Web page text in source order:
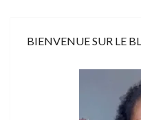
BIENVENUE SUR LE